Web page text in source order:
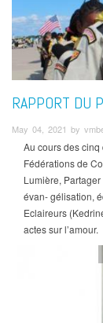
RAPPORT DU
May 04, 2021 by
Au cours des
Fédérations de
Lumière, Partager
évan- gélisation,
Eclaireurs
actes sur l’amour.